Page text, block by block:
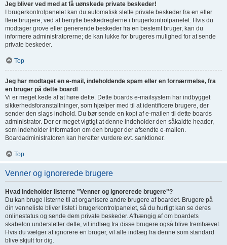
Jeg bliver ved med at få uønskede private beskeder!
I brugerkontrolpanelet kan du automatisk slette private beskeder fra en eller
flere brugere, ved at benytte beskedreglerne i brugerkontrolpanelet. Hvis du
modtager grove eller generende beskeder fra en bestemt bruger, kan du
informere administratorerne; de kan lukke for brugeres mulighed for at sende
private beskeder.
Top
Jeg har modtaget en e-mail, indeholdende spam eller en fornærmelse, fra
en bruger på dette board!
Vi er meget kede af at høre dette. Dette boards e-mailsystem har indbygget
sikkerhedsforanstaltninger, som hjælper med til at identificere brugere, der
sender den slags indhold. Du bør sende en kopi af e-mailen til dette boards
administrator. Der er meget vigtigt at denne indeholder den såkaldte header,
som indeholder information om den bruger der afsendte e-mailen.
Boardadministratoren kan herefter vurdere evt. sanktioner.
Top
Venner og ignorerede brugere
Hvad indeholder listerne "Venner og ignorerede brugere"?
Du kan bruge listerne til at organisere andre brugere af boardet. Brugere på
din venneliste bliver listet i brugerkontrolpanelet, så du hurtigt kan se deres
onlinestatus og sende dem private beskeder. Afhængig af om boardets
skabelon understøtter dette, vil indlæg fra disse brugere også blive fremhævet.
Hvis du vælger at ignorere en bruger, vil alle indlæg fra denne som standard
blive skjult for dig.